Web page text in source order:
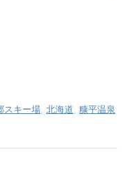
スキー場 北海道 糠平温泉